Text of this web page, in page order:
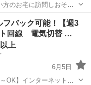
のお宅に訪問しおそば
もちろん直行直帰OK。
バック可能！【週3
ト回線 電気切替 …
上
6月5日
OK】インターネット回